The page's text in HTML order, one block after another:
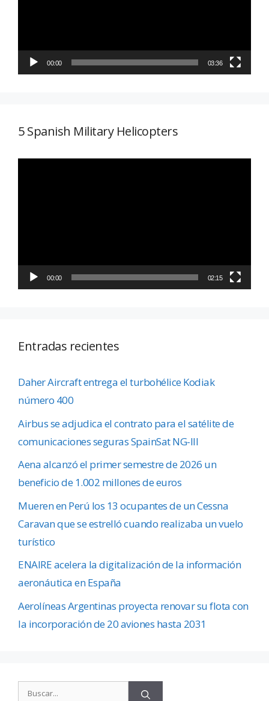
00:00 03:36
5 Spanish Military Helicopters
00:00 02:15
Entradas recientes
Daher Aircraft entrega el turbohélice Kodiak
número 400
Airbus se adjudica el contrato para el satélite de
comunicaciones seguras SpainSat NG-III
Aena alcanzó el primer semestre de 2026 un
beneficio de 1.002 millones de euros
Mueren en Perú los 13 ocupantes de un Cessna
Caravan que se estrelló cuando realizaba un vuelo
turístico
ENAIRE acelera la digitalización de la información
aeronáutica en España
Aerolíneas Argentinas proyecta renovar su flota con
la incorporación de 20 aviones hasta 2031